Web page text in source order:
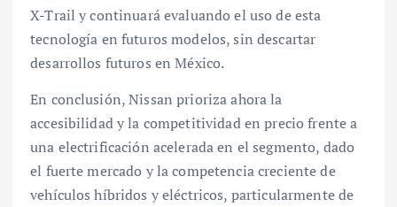
X-Trail y continuará evaluando el uso de esta
tecnología en futuros modelos, sin descartar
desarrollos futuros en México.
En conclusión, Nissan prioriza ahora la
accesibilidad y la competitividad en precio frente a
una electrificación acelerada en el segmento, dado
el fuerte mercado y la competencia creciente de
vehículos híbridos y eléctricos, particularmente de